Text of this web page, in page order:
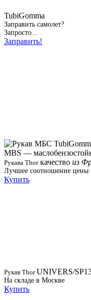
TubiGomma
Заправить самолет?
Запросто...
Заправить!
Рукава Thorкачество из
Лучшее соотношение цены
Купить
Рукав ThorUNIVERS/
На складе в Москве
Купить